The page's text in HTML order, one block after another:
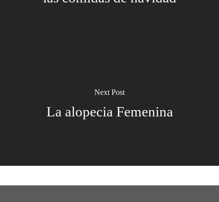
Next Post
La alopecia Femenina